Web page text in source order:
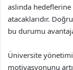
aslında
atacaklarıdır.
bu durumu
Üniversite
motivasyonunu